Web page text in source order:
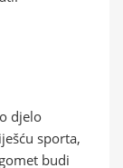
djelo
sporta,
budi